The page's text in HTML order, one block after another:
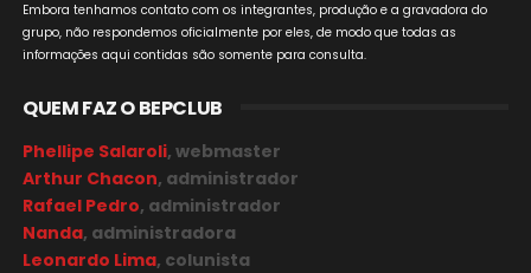
Embora tenhamos contato com os integrantes, produção e a gravadora do
grupo, não respondemos oficialmente por eles, de modo que todas as
informações aqui contidas são somente para consulta.
QUEM FAZ O BEPCLUB
Phellipe Salaroli, webmaster
Arthur Chacon, administrador
Rafael Pedro, administrador
Nanda, administradora
Leonardo Lima, colunista